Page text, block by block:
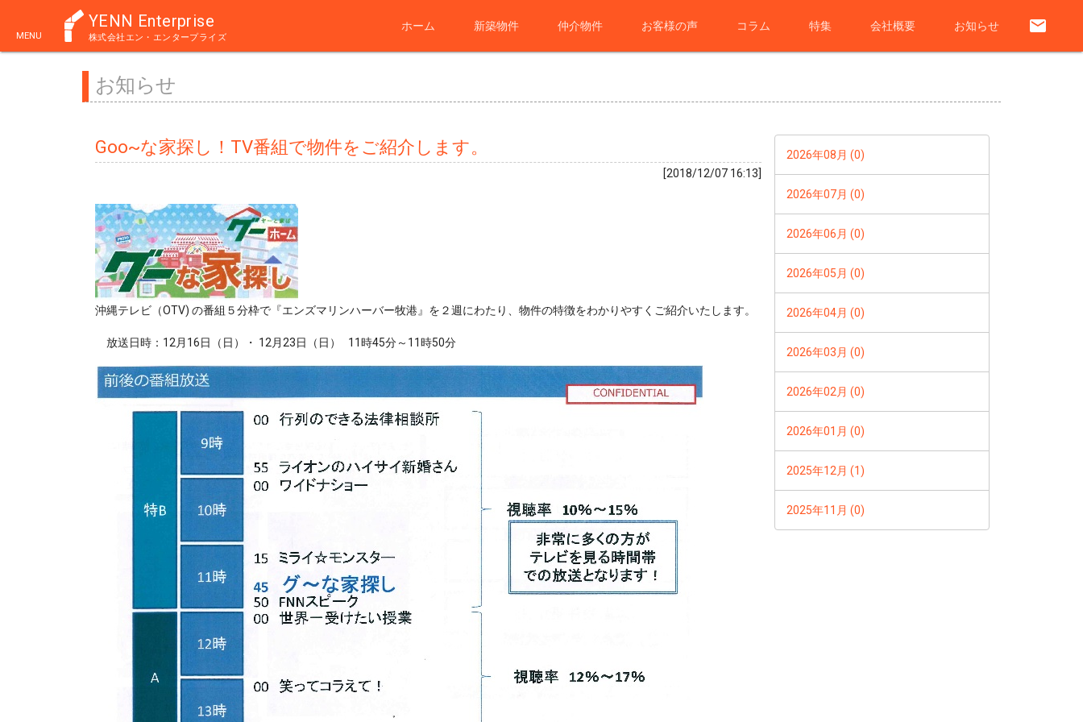
MENU
YENN Enterprise
株式会社エン・エンタープライズ
ホーム 新築物件 仲介物件 お客様の声 コラム 特集 会社概要 お知らせ email
お知らせ
Goo~な家探し！TV番組で物件をご紹介します。
[2018/12/07 16:13]
沖縄テレビ（OTV) の番組５分枠で『エンズマリンハーバー牧港』を２週にわたり、物件の特徴をわかりやすくご紹介いたします。
放送日時：12月16日（日）・ 12月23日（日） 11時45分～11時50分
2026年08月 (0)
2026年07月 (0)
2026年06月 (0)
2026年05月 (0)
2026年04月 (0)
2026年03月 (0)
2026年02月 (0)
2026年01月 (0)
2025年12月 (1)
2025年11月 (0)